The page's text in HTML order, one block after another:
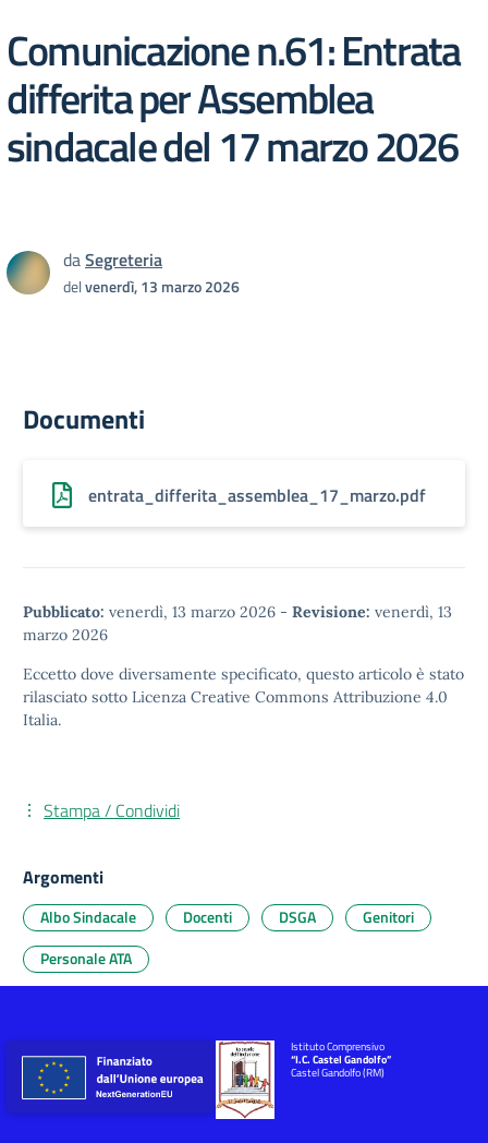
Comunicazione n.61: Entrata
differita per Assemblea
sindacale del 17 marzo 2026
daSegreteria
delvenerdì, 13 marzo 2026
Documenti
entrata_differita_assemblea_17_marzo.pdf
Pubblicato: venerdì, 13 marzo 2026 - Revisione: venerdì, 13
marzo 2026
Eccetto dove diversamente specificato, questo articolo è stato
rilasciato sotto Licenza Creative Commons Attribuzione 4.0
Italia.
Stampa / Condividi
Argomenti
Albo Sindacale Docenti DSGA
Genitori
Personale ATA
Istituto Comprensivo
“I.C. Castel Gandolfo”
Castel Gandolfo (RM)